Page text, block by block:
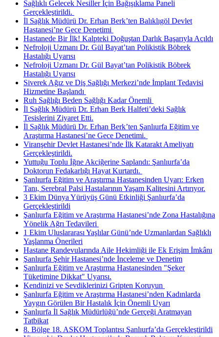
Sağlıklı Gelecek Nesiller İçin Bağışıklama Paneli
Gerçekleştirildi. ​
İl Sağlık Müdürü Dr. Erhan Berk’ten Balıklıgöl Devlet
Hastanesi’ne Gece Denetimi ​
Hastanede Bir İlk! Kalpteki Doğuştan Darlık Başarıyla Açıldı
Nefroloji Uzmanı Dr. Gül Bayat’tan Polikistik Böbrek
Hastalığı Uyarısı
Nefroloji Uzmanı Dr. Gül Bayat’tan Polikistik Böbrek
Hastalığı Uyarısı
Siverek Ağız ve Diş Sağlığı Merkezi’nde İmplant Tedavisi
Hizmetine Başlandı ​
Ruh Sağlığı Beden Sağlığı Kadar Önemli ​
İl Sağlık Müdürü Dr. Erhan Berk Halfeti’deki Sağlık
Tesislerini Ziyaret Etti.
İl Sağlık Müdürü Dr. Erhan Berk’ten Şanlıurfa Eğitim ve
Araştırma Hastanesi’ne Gece Denetimi. ​
Viranşehir Devlet Hastanesi’nde İlk Katarakt Ameliyatı
Gerçekleştirildi.
Yuttuğu Toplu İğne Akciğerine Saplandı: Şanlıurfa’da
Doktorun Fedakarlığı Hayat Kurtardı. ​
Şanlıurfa Eğitim ve Araştırma Hastanesinden Uyarı: Erken
Tanı, Serebral Palsi Hastalarının Yaşam Kalitesini Artırıyor.
3 Ekim Dünya Yürüyüş Günü Etkinliği Şanlıurfa’da
Gerçekleştirildi
Şanlıurfa Eğitim ve Araştırma Hastanesi’nde Zona Hastalığına
Yönelik Ağrı Tedavileri ​
1 Ekim Uluslararası Yaşlılar Günü’nde Uzmanlardan Sağlıklı
Yaşlanma Önerileri
Hastane Randevularında Aile Hekimliği ile Ek Erişim İmkânı
Şanlıurfa Şehir Hastanesi’nde İnceleme ve Denetim
Şanlıurfa Eğitim ve Araştırma Hastanesinden "Şeker
Tüketimine Dikkat" Uyarısı.
Kendinizi ve Sevdiklerinizi Gripten Koruyun ​
Şanlıurfa Eğitim ve Araştırma Hastanesi’nden Kadınlarda
Yaygın Görülen Bir Hastalık İçin Önemli Uyarı
Şanlıurfa İl Sağlık Müdürlüğü’nde Gerçeği Aratmayan
Tatbikat
8. Bölge 18. ASKOM Toplantısı Şanlıurfa’da Gerçekleştirildi